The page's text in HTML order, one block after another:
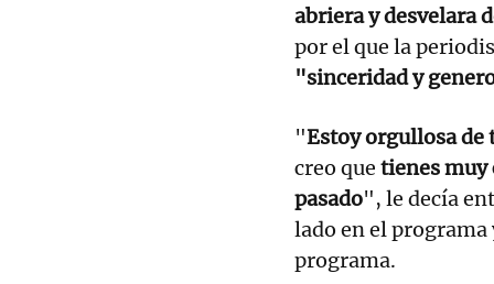
abriera y desvelara
por el que la
"sinceridad y
"Estoy orgullosa de
creo que tienes muy
pasado", le decía
lado en el
programa.